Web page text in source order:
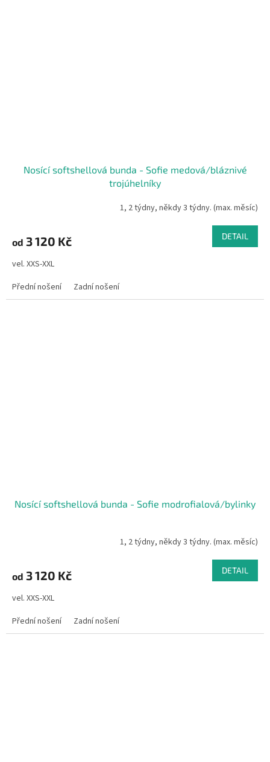
Nosící softshellová bunda - Sofie medová/bláznivé
trojúhelníky
1, 2 týdny, někdy 3 týdny. (max. měsíc)
od 3 120 Kč DETAIL
vel. XXS-XXL
Přední nošení
Zadní nošení
Nosící softshellová bunda - Sofie modrofialová/bylinky
1, 2 týdny, někdy 3 týdny. (max. měsíc)
od 3 120 Kč DETAIL
vel. XXS-XXL
Přední nošení
Zadní nošení